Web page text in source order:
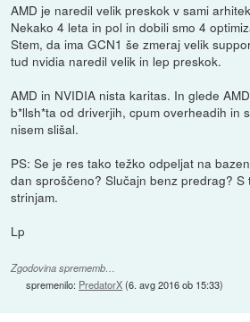
AMD je naredil velik preskok v sami
Nekako 4 leta in pol in dobili smo 4
Stem, da ima GCN1 še zmeraj velik
tud nvidia naredil velik in lep preskok.
AMD in NVIDIA nista karitas. In glede
b*llsh*ta od driverjih, cpum overheadih in
nisem slišal.
PS: Se je res tako težko odpeljat na
dan sproščeno? Slučajn benz predrag? S
strinjam.
Lp
Zgodovina sprememb…
spremenilo: PredatorX(6. avg 2016 ob 15:33)